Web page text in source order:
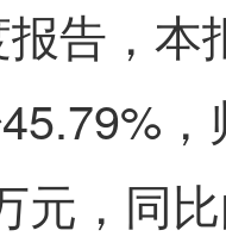
告，
元，同